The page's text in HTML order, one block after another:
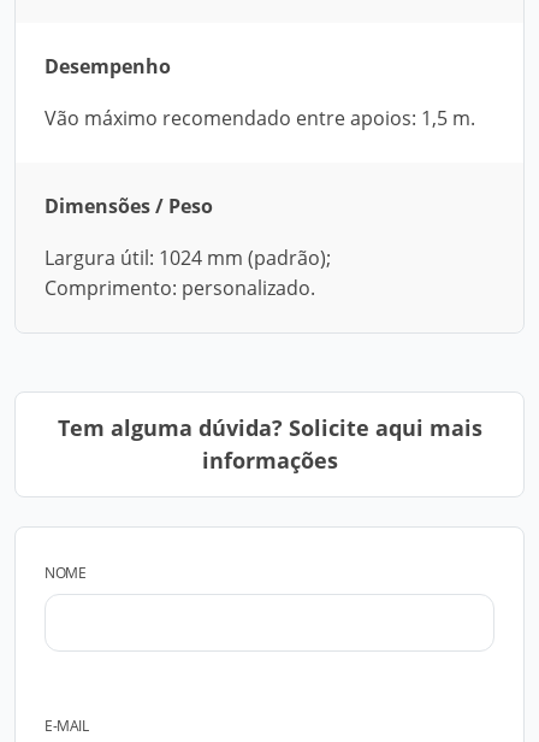
Desempenho
Vão máximo recomendado entre apoios: 1,5 m.
Dimensões / Peso
Largura útil: 1024 mm (padrão);
Comprimento: personalizado.
Tem alguma dúvida? Solicite aqui mais
informações
NOME
E-MAIL